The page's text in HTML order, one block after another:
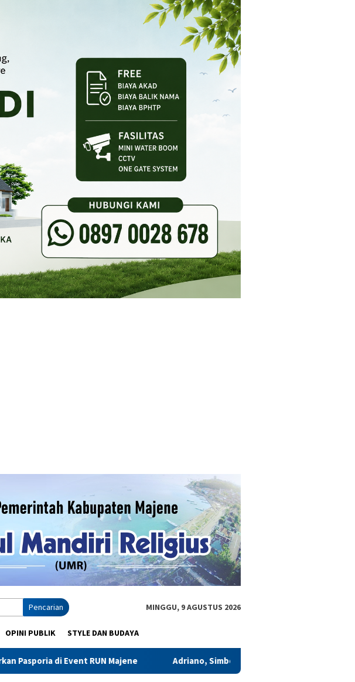
Pencarian MINGGU, 9 AGUSTUS 2026
OPINI PUBLIK STYLE DAN BUDAYA
Majene Adriano, Simbol Mahasiswa Pembela Rakyat Miskin, Mentan Amran: